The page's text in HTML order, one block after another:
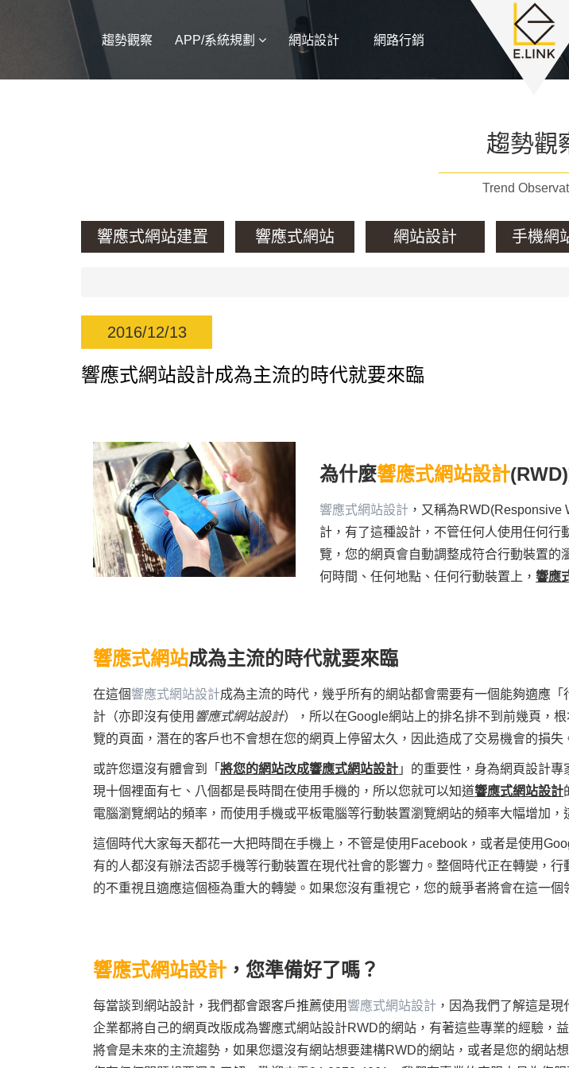
趨勢觀察 APP/系統規劃 網站設計 網路行銷
趨勢觀
Trend
響應式網站建置 響應式網站 網站設計 手機網
2016/12/13
響應式網站設計成為主流的時代就要來臨
為什麼響應式網站設計
響應式網站設計 ，又稱為
計，有了這種設計，不管任何人使用任何行
覽，您的網頁會自動調整成符合行動裝置
何時間、任何地點、任何行動裝置上， 響應
響應式網站成為主流的時代就要來臨
在這個響應式網站設計成為主流的時代，幾乎所有的網站都會需要有一個能夠適應
計（亦即沒有使用 響應式網站設計），所以在Google網站上的排名排不到前幾頁，
覽的頁面，潛在的客戶也不會想在您的網頁上停留太久，因此造成了交易機會的損失
或許您還沒有體會到「 將您的網站改成響應式網站設計 」的重要性，身為網頁設計
現十個裡面有七、八個都是長時間在使用手機的，所以您就可以知道響應式網站設計
電腦瀏覽網站的頻率，而使用手機或平板電腦等行動裝置瀏覽網站的頻率大幅增加
這個時代大家每天都花一大把時間在手機上，不管是使用Facebook，或者是使用
有的人都沒有辦法否認手機等行動裝置在現代社會的影響力。整個時代正在轉變，
的不重視且適應這個極為重大的轉變。如果您沒有重視它，您的競爭者將會在這一個
響應式網站設計 ，您準備好了嗎？
每當談到網站設計，我們都會跟客戶推薦使用 響應式網站設計 ，因為我們了解這是
企業都將自己的網頁改版成為響應式網站設計RWD的網站，有著這些專業的經驗，
將會是未來的主流趨勢，如果您還沒有網站想要建構RWD的網站，或者是您的網站